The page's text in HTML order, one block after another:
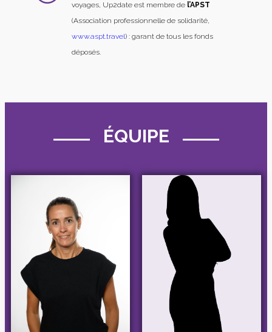
voyages, Up2date est membre de l’APST
(Association professionnelle de solidarité,
www.aspt.travel) : garant de tous les fonds
déposés.
ÉQUIPE